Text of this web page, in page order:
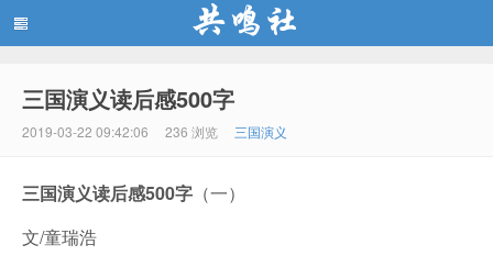
共鸣社
三国演义读后感500字
2019-03-22 09:42:06 236 浏览 三国演义
三国演义读后感500字 （一）
文/童瑞浩